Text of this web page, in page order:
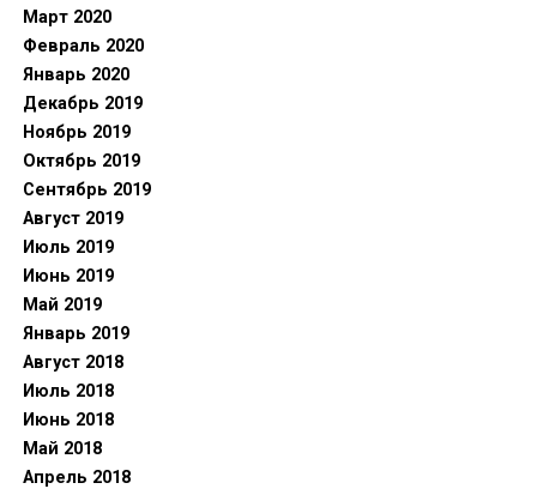
Март 2020
Февраль 2020
Январь 2020
Декабрь 2019
Ноябрь 2019
Октябрь 2019
Сентябрь 2019
Август 2019
Июль 2019
Июнь 2019
Май 2019
Январь 2019
Август 2018
Июль 2018
Июнь 2018
Май 2018
Апрель 2018